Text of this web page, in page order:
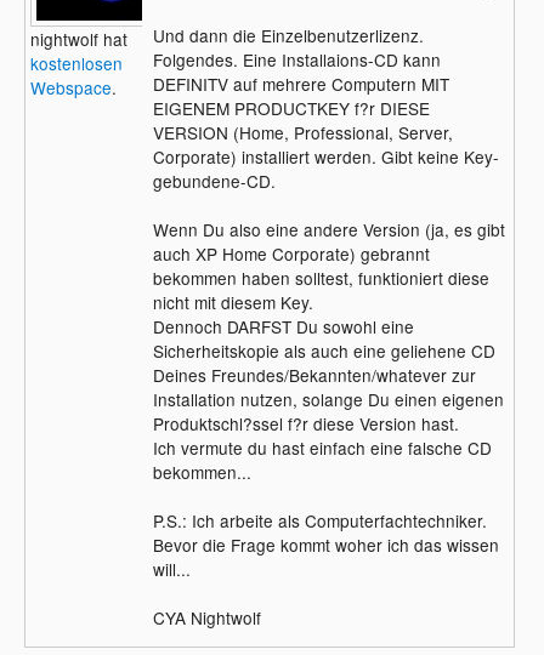
nightwolf hat
kostenlosen
Webspace.
Und dann die Einzelbenutzerlizenz.
Folgendes. Eine Installaions-CD kann
DEFINITV auf mehrere Computern MIT
EIGENEM PRODUCTKEY f?r DIESE
VERSION (Home, Professional, Server,
Corporate) installiert werden. Gibt keine Key-
gebundene-CD.
Wenn Du also eine andere Version (ja, es gibt
auch XP Home Corporate) gebrannt
bekommen haben solltest, funktioniert diese
nicht mit diesem Key.
Dennoch DARFST Du sowohl eine
Sicherheitskopie als auch eine geliehene CD
Deines Freundes/Bekannten/whatever zur
Installation nutzen, solange Du einen eigenen
Produktschl?ssel f?r diese Version hast.
Ich vermute du hast einfach eine falsche CD
bekommen...
P.S.: Ich arbeite als Computerfachtechniker.
Bevor die Frage kommt woher ich das wissen
will...
CYA Nightwolf